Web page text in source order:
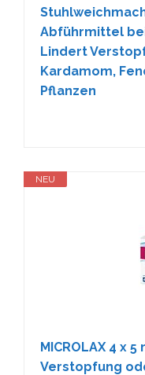
Abführmittel
Lindert
Kardamom,
Pflanzen
NEU
MICROLAX 4 x
Verstopfung